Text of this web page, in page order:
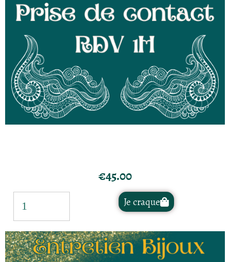
€45.00
Je craque